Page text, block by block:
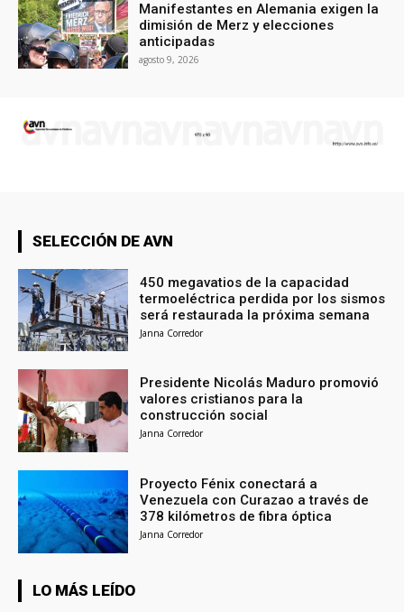
Manifestantes en Alemania exigen la
dimisión de Merz y elecciones
anticipadas
agosto 9, 2026
SELECCIÓN DE AVN
450 megavatios de la capacidad
termoeléctrica perdida por los sismos
será restaurada la próxima semana
Janna Corredor
Presidente Nicolás Maduro promovió
valores cristianos para la
construcción social
Janna Corredor
Proyecto Fénix conectará a
Venezuela con Curazao a través de
378 kilómetros de fibra óptica
Janna Corredor
LO MÁS LEÍDO